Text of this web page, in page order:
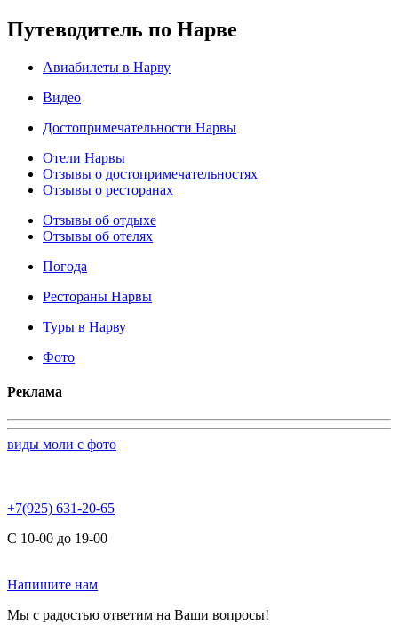
Путеводитель по Нарве
Авиабилеты в Нарву
Видео
Достопримечательности Нарвы
Отели Нарвы
Отзывы о достопримечательностях
Отзывы о ресторанах
Отзывы об отдыхе
Отзывы об отелях
Погода
Рестораны Нарвы
Туры в Нарву
Фото
Реклама
виды моли с фото
+7(925) 631-20-65
С 10-00 до 19-00
Напишите нам
Мы с радостью ответим на Ваши вопросы!